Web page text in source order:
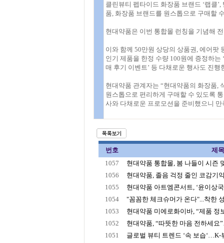
클린뷰티 펩타이드 화장품 브랜드 ‘랩클
품, 화장품 브랜드를 원스톱으로 구매할
현대약품은 이번 통합몰 런칭을 기념해
이와 함께 50만원 상당의 상품권, 에어팟
인기 제품을 한정 수량 100원에 증정하는
매 후기 이벤트’ 등 다채로운 행사도 진행
현대약품 관계자는 “현대약품의 화장품,
원스톱으로 편리하게 구매할 수 있도록
사와 다채로운 프로모션을 준비했으니
번호
제목
1057
현대약품 통합몰, 봄 나들이 시즌
1056
현대약품, 졸음 걱정 줄인 코감기
1055
현대약품 아트엠콘서트, ‘윤이상
1054
"꼼꼼한 체크슈머가 온다"...착한
1053
현대약품 미에로화이바, “제품 정
1052
현대약품, “따뜻한 마음 전하세요
1051
글로벌 뷰티 트렌드 ‘속 보습‘…K-